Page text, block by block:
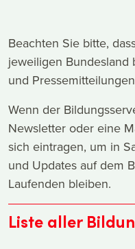
Beachten Sie bitte,
jeweiligen
und
Wenn der
Newsletter oder eine
sich eintragen, um in
und Updates auf dem
Laufenden bleiben.
Liste aller